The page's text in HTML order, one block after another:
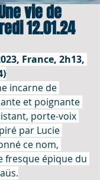
vie de
12.01.24
France, 2h13,
incarne de
et poignante
porte-voix
par Lucie
ce nom,
fresque épique du